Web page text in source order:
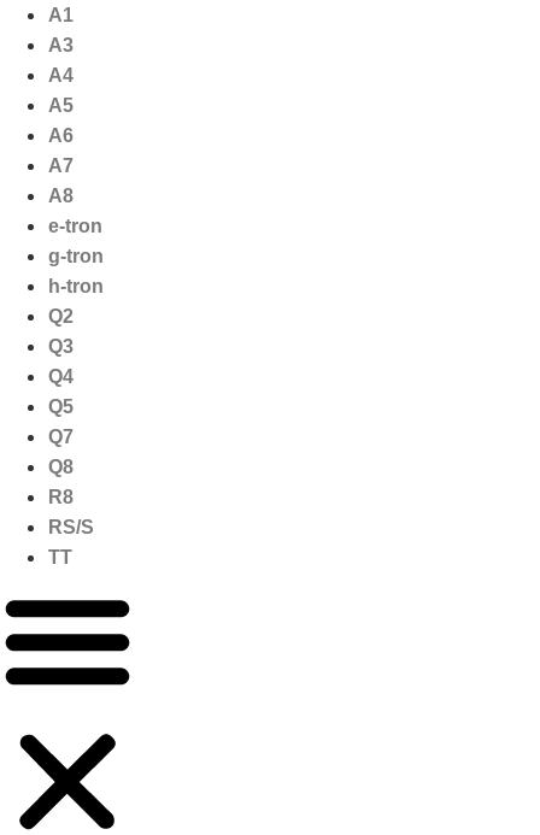
naar
inhoud
A1
A3
A4
A5
A6
A7
A8
e-tron
g-tron
h-tron
Q2
Q3
Q4
Q5
Q7
Q8
R8
RS/S
TT